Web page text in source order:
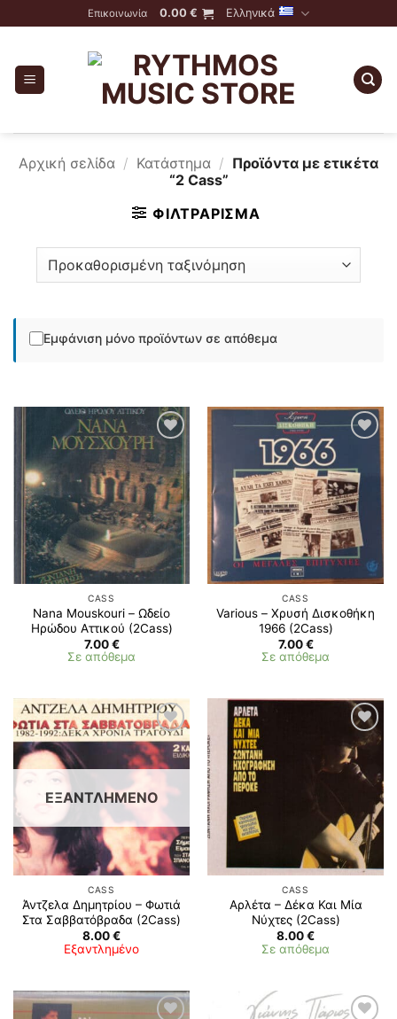
to
Επικοινωνία 0.00 € Ελληνικά
Αρχική σελίδα / Κατάστημα / Προϊόντα με ετικέτα
“2 Cass”
ΦΙΛΤΡΆΡΙΣΜΑ
Εμφάνιση μόνο προϊόντων σε απόθεμα
CASS
Nana Mouskouri – Ωδείο
Ηρώδου Αττικού (2Cass)
7.00€
Σε απόθεμα
CASS
Various – Χρυσή Δισκοθήκη
1966 (2Cass)
7.00€
Σε απόθεμα
ΕΞΑΝΤΛΗΜΈΝΟ
CASS
Άντζελα Δημητρίου – Φωτιά
Στα Σαββατόβραδα (2Cass)
8.00€
Εξαντλημένο
CASS
Αρλέτα – Δέκα Και Μία
Νύχτες (2Cass)
8.00€
Σε απόθεμα